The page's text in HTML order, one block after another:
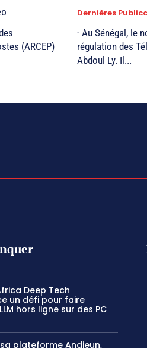
(ARCEP)
Dernières
- Au Sénégal, le
régulation des
Abdoul Ly. Il...
Deep Tech
un défi pour faire
hors ligne sur des PC
plateforme Andjeun,